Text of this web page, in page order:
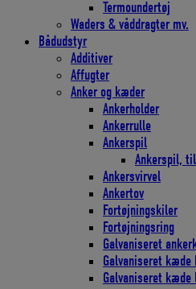
Termoundertøj
Waders & våddragter mv.
Bådudstyr
Additiver
Affugter
Anker og kæder
Ankerholder
Ankerrulle
Ankerspil
Ankerspil,
Ankersvirvel
Ankertov
Fortøjningskiler
Fortøjningsring
Galvaniseret
Galvaniseret kæde
Galvaniseret kæde